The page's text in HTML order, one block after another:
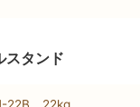
スタンド
22B 22kg